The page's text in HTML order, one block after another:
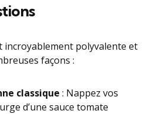
incroyablement polyvalente et
façons :
classique : Nappez vos
d’une sauce tomate